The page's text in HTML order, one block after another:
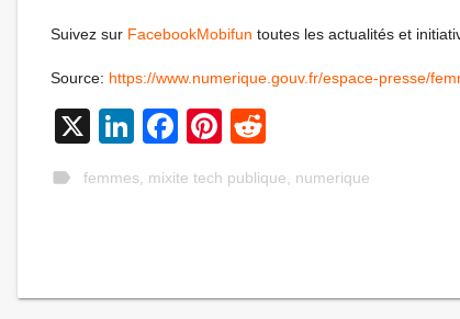
Suivez sur FacebookMobifun toutes les actualités et
Source: https://www.numerique.gouv.fr/espace-presse/
X LinkedIn
Facebook
Pinterest
label femmes mixite tech publique numerique